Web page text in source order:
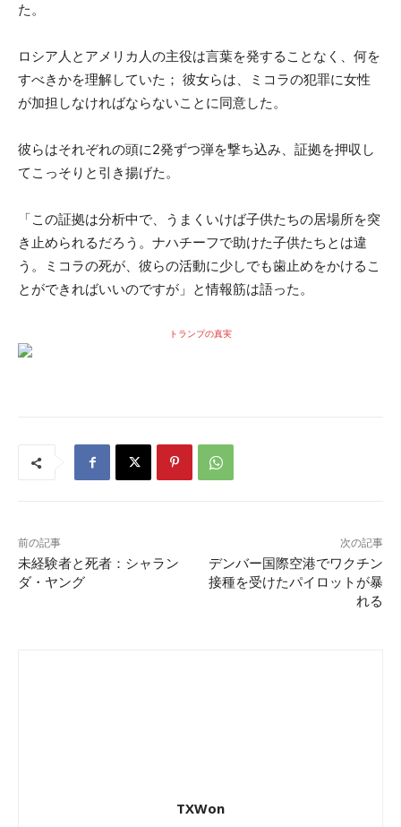
た。
ロシア人とアメリカ人の主役は言葉を発することなく、何を
すべきかを理解していた； 彼女らは、ミコラの犯罪に女性
が加担しなければならないことに同意した。
彼らはそれぞれの頭に2発ずつ弾を撃ち込み、証拠を押収し
てこっそりと引き揚げた。
「この証拠は分析中で、うまくいけば子供たちの居場所を突
き止められるだろう。ナハチーフで助けた子供たちとは違
う。ミコラの死が、彼らの活動に少しでも歯止めをかけるこ
とができればいいのですが」と情報筋は語った。
トランプの真実
前の記事
未経験者と死者：シャラン
ダ・ヤング
次の記事
デンバー国際空港でワクチン
接種を受けたパイロットが暴
れる
TXWon